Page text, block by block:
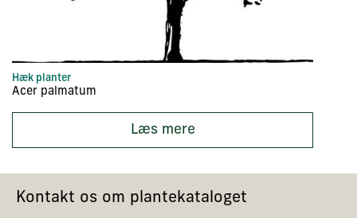
Hæk planter
Acer palmatum
Læs mere
Kontakt os om plantekataloget